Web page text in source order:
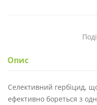
Опис
Селективний гербіцид,
ефективно бореться з